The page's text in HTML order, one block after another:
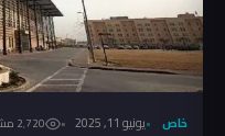
خاص يونيو 11, 2025 2٬720 مشاهدة